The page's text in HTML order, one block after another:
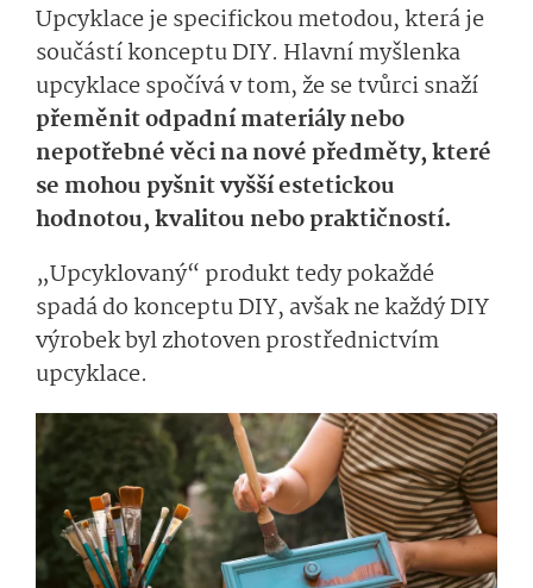
Upcyklace je specifickou metodou, která je
součástí konceptu DIY. Hlavní myšlenka
upcyklace spočívá v tom, že se tvůrci snaží
přeměnit odpadní materiály nebo
nepotřebné věci na nové předměty, které
se mohou pyšnit vyšší estetickou
hodnotou, kvalitou nebo praktičností.
„Upcyklovaný“ produkt tedy pokaždé
spadá do konceptu DIY, avšak ne každý DIY
výrobek byl zhotoven prostřednictvím
upcyklace.